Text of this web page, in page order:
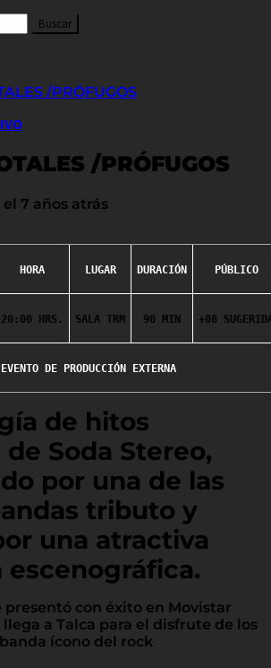
/PRÓFUGOS
/PRÓFUGOS
7 años atrás
HORA LUGAR DURACIÓN PÚBLICO
20:00 HRS. SALA TRM 90 MIN +08
de hitos
Soda Stereo,
por una de las
tributo y
una atractiva
escenográfica.
presentó con éxito en Movistar
a Talca para el disfrute de los
ícono del rock